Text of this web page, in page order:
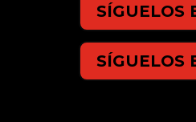
SÍGUELOS
SÍGUELOS